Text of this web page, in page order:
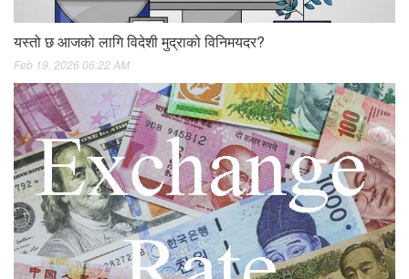
यस्तो छ आजको लागि विदेशी मुद्राको विनिमयदर?
Feb 19, 2026 06:22 AM